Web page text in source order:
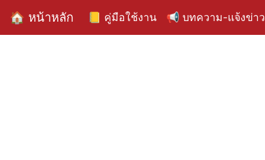
🏠 หน้าหลัก 📒 คู่มือใช้งาน 📢 บทความ-แจ้งข่าว